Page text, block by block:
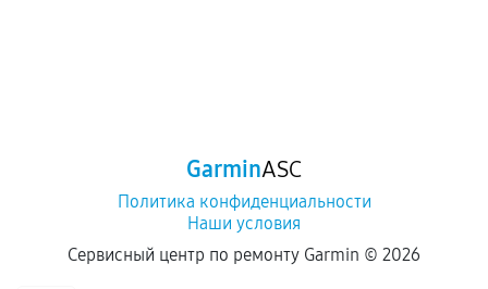
GarminASC
Политика конфиденциальности
Наши условия
Сервисный центр по ремонту Garmin © 2026